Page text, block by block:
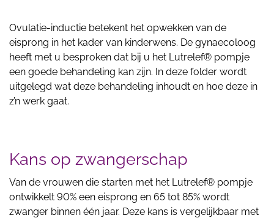
Ovulatie-inductie betekent het opwekken van de
eisprong in het kader van kinderwens. De gynaecoloog
heeft met u besproken dat bij u het Lutrelef® pompje
een goede behandeling kan zijn. In deze folder wordt
uitgelegd wat deze behandeling inhoudt en hoe deze in
z’n werk gaat.
Kans op zwangerschap
Van de vrouwen die starten met het Lutrelef® pompje
ontwikkelt 90% een eisprong en 65 tot 85% wordt
zwanger binnen één jaar. Deze kans is vergelijkbaar met